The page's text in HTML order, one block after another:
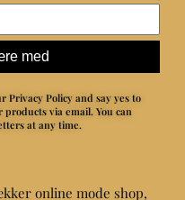
med
Privacy Policy and say yes to
products via email. You can
at any time.
online mode shop,